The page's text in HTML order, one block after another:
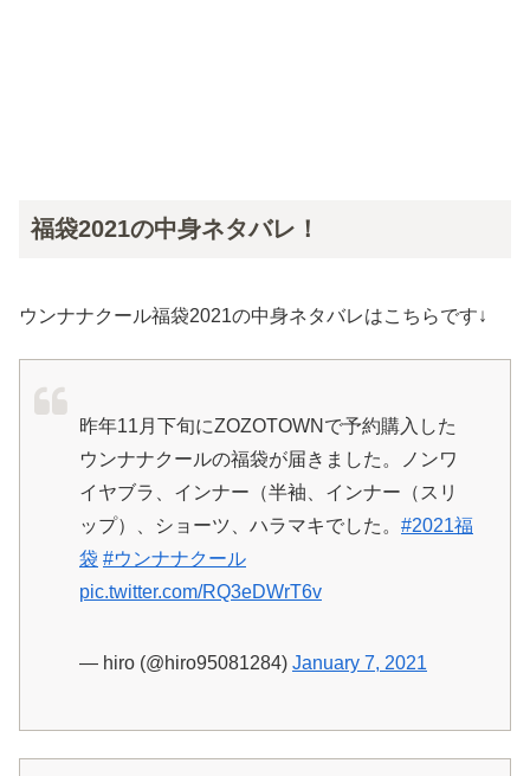
福袋2021の中身ネタバレ！
ウンナナクール福袋2021の中身ネタバレはこちらです↓
昨年11月下旬にZOZOTOWNで予約購入した
ウンナナクールの福袋が届きました。ノンワ
イヤブラ、インナー（半袖、インナー（スリ
ップ）、ショーツ、ハラマキでした。 #2021福
袋 #ウンナナクール
pic.twitter.com/RQ3eDWrT6v
— hiro (@hiro95081284) January 7, 2021